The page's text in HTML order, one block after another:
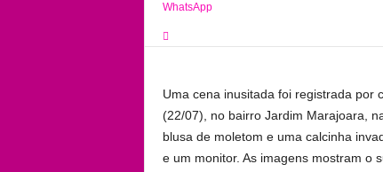
WhatsApp
Uma cena inusitada foi registrada por
(22/07), no bairro Jardim Marajoara,
blusa de moletom e uma calcinha
e um monitor. As imagens mostram o